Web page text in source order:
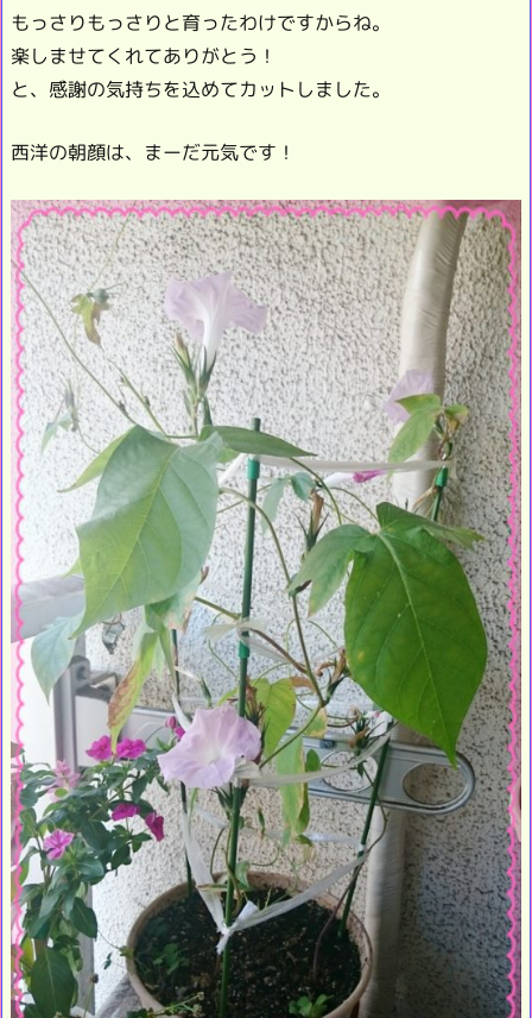
もっさりもっさりと育ったわけですからね。
楽しませてくれてありがとう！
と、感謝の気持ちを込めてカットしました。
西洋の朝顔は、まーだ元気です！